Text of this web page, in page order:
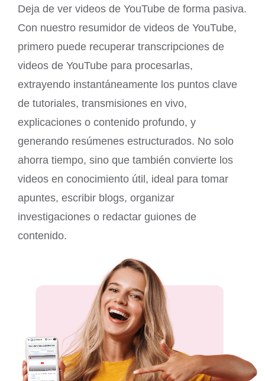
Deja de ver videos de YouTube de forma pasiva.
Con nuestro resumidor de videos de YouTube,
primero puede recuperar transcripciones de
videos de YouTube para procesarlas,
extrayendo instantáneamente los puntos clave
de tutoriales, transmisiones en vivo,
explicaciones o contenido profundo, y
generando resúmenes estructurados. No solo
ahorra tiempo, sino que también convierte los
videos en conocimiento útil, ideal para tomar
apuntes, escribir blogs, organizar
investigaciones o redactar guiones de
contenido.